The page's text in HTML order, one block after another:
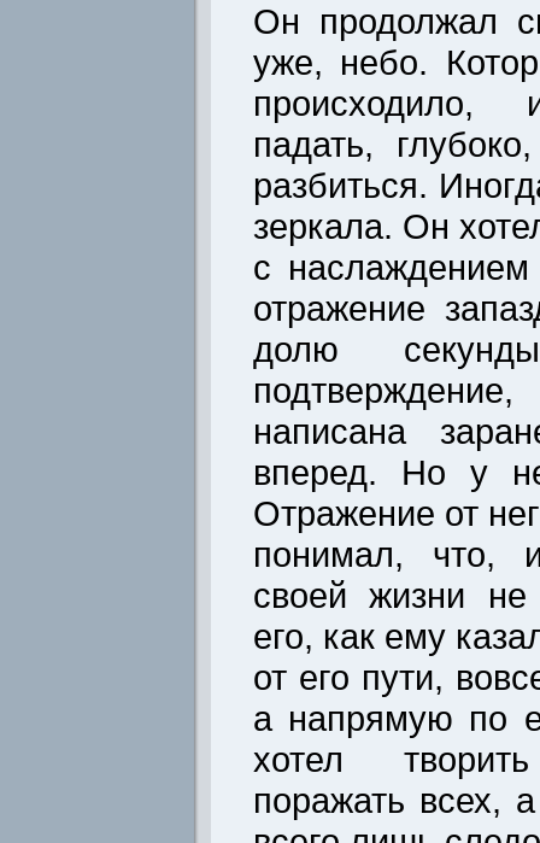
Он продолжал
уже, небо.
падать,
разбиться.
зеркала. Он
с наслаждением
отражение
долю
написана
вперед. Но у
Отражение от
понимал, что,
своей жизни
его, как ему
от его пути,
а напрямую по
хотел
поражать всех,